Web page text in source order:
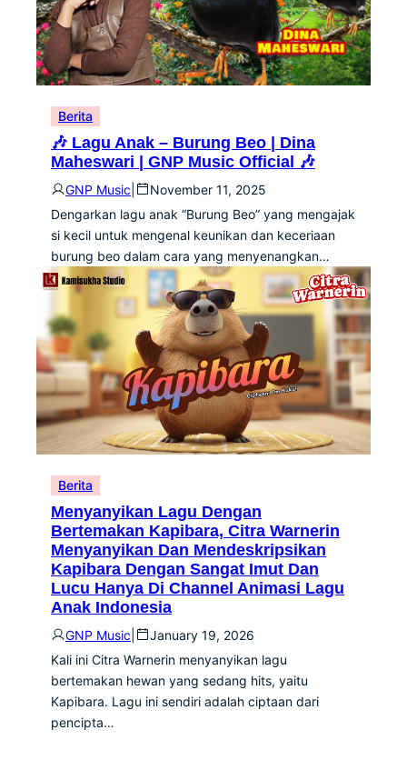
Berita
🎶 Lagu Anak – Burung Beo | Dina
Maheswari | GNP Music Official 🎶
GNP Music
November 11, 2025
Dengarkan lagu anak “Burung Beo” yang mengajak
si kecil untuk mengenal keunikan dan keceriaan
burung beo dalam cara yang menyenangkan…
Berita
Menyanyikan Lagu Dengan
Bertemakan Kapibara, Citra Warnerin
Menyanyikan Dan Mendeskripsikan
Kapibara Dengan Sangat Imut Dan
Lucu Hanya Di Channel Animasi Lagu
Anak Indonesia
GNP Music
January 19, 2026
Kali ini Citra Warnerin menyanyikan lagu
bertemakan hewan yang sedang hits, yaitu
Kapibara. Lagu ini sendiri adalah ciptaan dari
pencipta…